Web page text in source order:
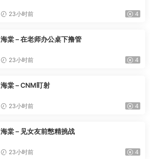
23小时前 4
海棠 – 在老师办公桌下撸管
23小时前 4
海棠 – CNM盯射
23小时前 4
海棠 – 见女友前憋精挑战
23小时前 4